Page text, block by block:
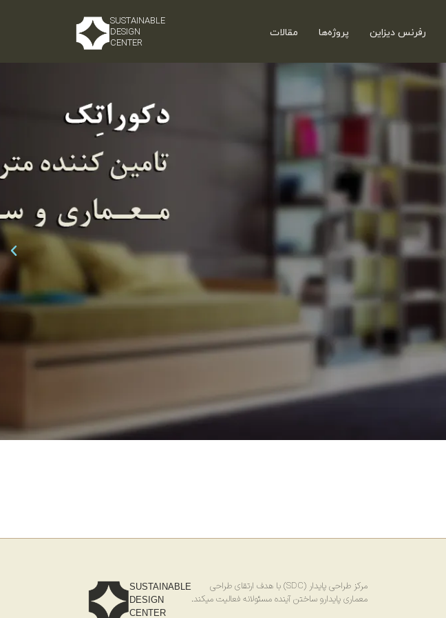
SUSTAINABLE
DESIGN
CENTER
رفرنس دیزاین پروژه‌ها مقالات
مرکز طراحی پایدار (SDC) با هدف ارتقای طراحی
معماری پایدارو ساختن آینده مسئولانه فعالیت میکند.
SUSTAINABLE
DESIGN
CENTER